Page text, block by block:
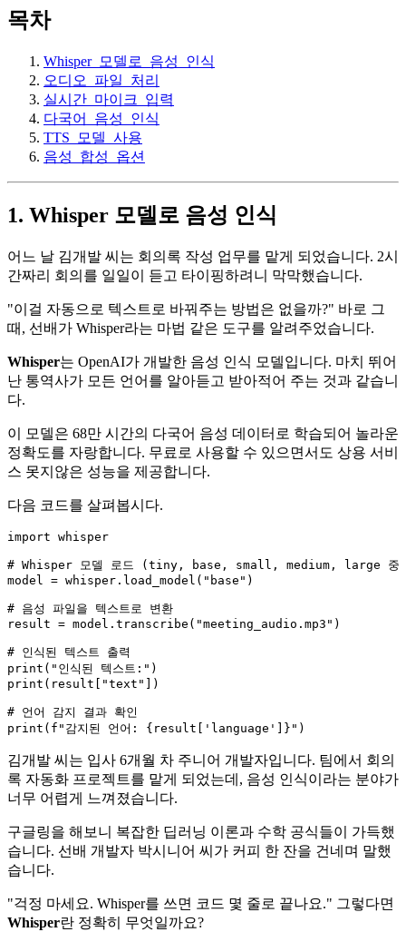
목차
Whisper_모델로_음성_인식
오디오_파일_처리
실시간_마이크_입력
다국어_음성_인식
TTS_모델_사용
음성_합성_옵션
1. Whisper 모델로 음성 인식
어느 날 김개발 씨는 회의록 작성 업무를 맡게 되었습니다. 2시
간짜리 회의를 일일이 듣고 타이핑하려니 막막했습니다.
"이걸 자동으로 텍스트로 바꿔주는 방법은 없을까?" 바로 그
때, 선배가 Whisper라는 마법 같은 도구를 알려주었습니다.
Whisper는 OpenAI가 개발한 음성 인식 모델입니다. 마치 뛰어
난 통역사가 모든 언어를 알아듣고 받아적어 주는 것과 같습니
다.
이 모델은 68만 시간의 다국어 음성 데이터로 학습되어 놀라운
정확도를 자랑합니다. 무료로 사용할 수 있으면서도 상용 서비
스 못지않은 성능을 제공합니다.
다음 코드를 살펴봅시다.
import whisper
# Whisper 모델 로드 (tiny, base, small, medium, large 중
model = whisper.load_model( "base" )
# 음성 파일을 텍스트로 변환
result = model.transcribe( "meeting_audio.mp3" )
# 인식된 텍스트 출력
print ( "인식된 텍스트:"
print (result[ "text" ])
# 언어 감지 결과 확인
print ( f"감지된 언어: {result[ 'language' ]} "
김개발 씨는 입사 6개월 차 주니어 개발자입니다. 팀에서 회의
록 자동화 프로젝트를 맡게 되었는데, 음성 인식이라는 분야가
너무 어렵게 느껴졌습니다.
구글링을 해보니 복잡한 딥러닝 이론과 수학 공식들이 가득했
습니다. 선배 개발자 박시니어 씨가 커피 한 잔을 건네며 말했
습니다.
"걱정 마세요. Whisper를 쓰면 코드 몇 줄로 끝나요." 그렇다면
Whisper란 정확히 무엇일까요?